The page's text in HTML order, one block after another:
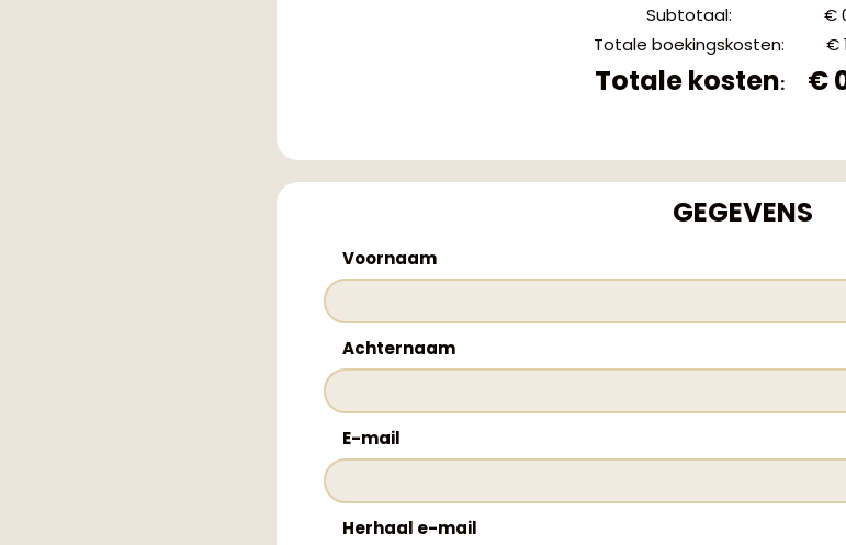
Subtotaal:
€
Totale boekingskosten: €
Totale kosten: €
GEGEVENS
Voornaam
Achternaam
E-mail
Herhaal e-mail